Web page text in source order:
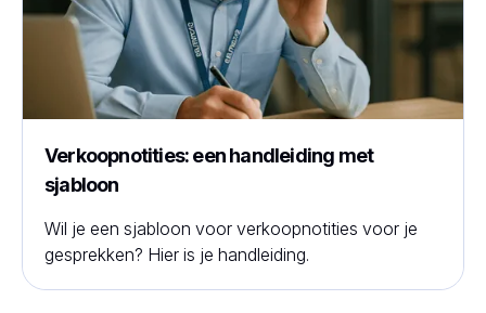
Verkoopnotities: een handleiding met
sjabloon
Wil je een sjabloon voor verkoopnotities voor je
gesprekken? Hier is je handleiding.